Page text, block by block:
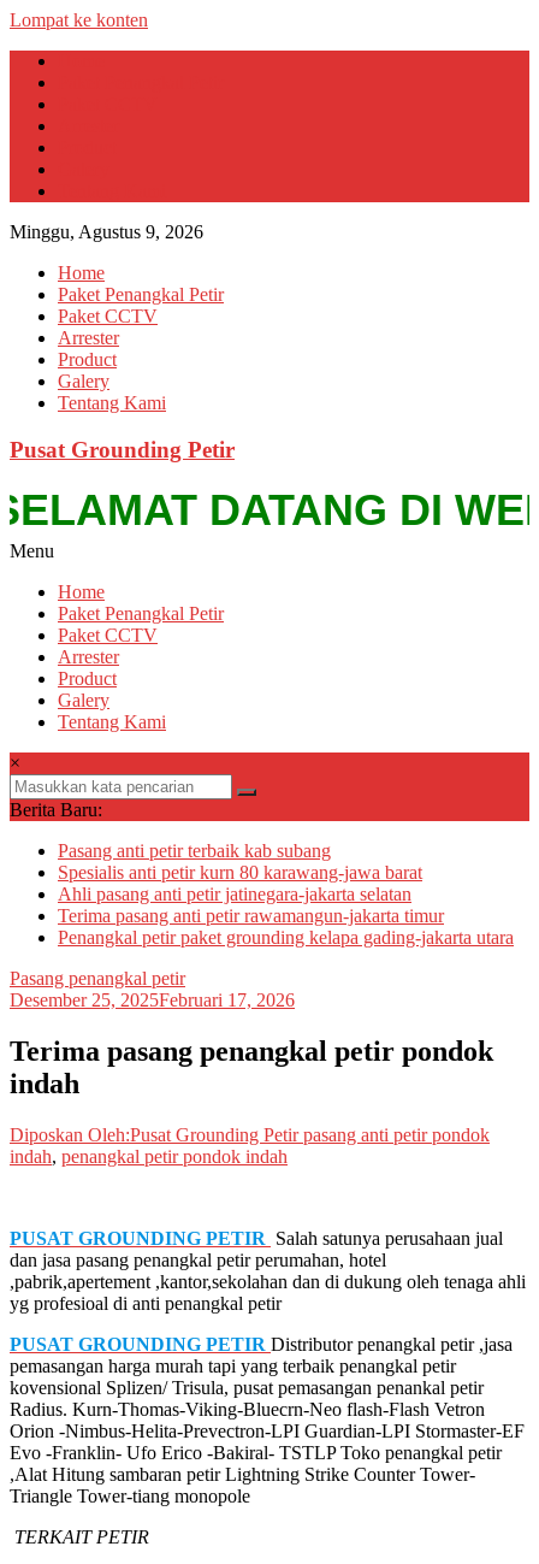
Lompat ke konten
Minggu, Agustus 9, 2026
Home
Paket Penangkal Petir
Paket CCTV
Arrester
Product
Galery
Tentang Kami
Pusat Grounding Petir
DATANG DI
Menu
Home
Paket Penangkal Petir
Paket CCTV
Arrester
Product
Galery
Tentang Kami
×
Berita Baru:
Pasang anti petir terbaik kab subang
Spesialis anti petir kurn 80 karawang-jawa barat
Ahli pasang anti petir jatinegara-jakarta selatan
Terima pasang anti petir rawamangun-jakarta timur
Penangkal petir paket grounding kelapa gading-jakarta utara
Pasang penangkal petir
Desember 25, 2025Februari 17, 2026
Terima pasang penangkal petir pondok
indah
Diposkan Oleh:Pusat Grounding Petirpasang anti petir pondok
indah, penangkal petir pondok indah
PUSAT GROUNDING PETIR Salah satunya perusahaan jual
dan jasa pasang penangkal petir perumahan, hotel
,pabrik,apertement ,kantor,sekolahan dan di dukung oleh tenaga ahli
yg profesioal di anti penangkal petir
PUSAT GROUNDING PETIR Distributor penangkal petir ,jasa
pemasangan harga murah tapi yang terbaik penangkal petir
kovensional Splizen/ Trisula, pusat pemasangan penankal petir
Radius. Kurn-Thomas-Viking-Bluecrn-Neo flash-Flash Vetron
Orion -Nimbus-Helita-Prevectron-LPI Guardian-LPI Stormaster-EF
Evo -Franklin- Ufo Erico -Bakiral- TSTLP Toko penangkal petir
,Alat Hitung sambaran petir Lightning Strike Counter Tower-
Triangle Tower-tiang monopole
TERKAIT PETIR